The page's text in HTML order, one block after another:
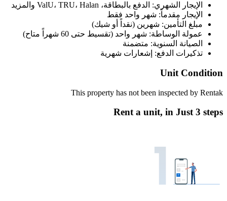
الإيجار الشهري: الدفع بالبطاقة، ValU، TRU، Halan والمزيد
الإيجار مقدماً: شهر واحد فقط
مبلغ التأمين: شهرين (نقداً أو شيك)
عمولة الوساطة: شهر واحد (تقسيط حتى 60 شهراً متاح)
الصيانة السنوية: متضمنة
تذكيرات الدفع: إشعارات شهرية
Unit Condition
This property has not been inspected by Rentak
Rent a unit, in Just 3 steps